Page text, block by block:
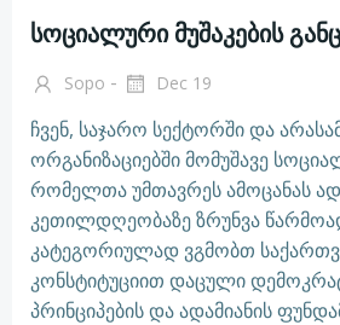
სოციალური მუშაკების
Sopo - Dec 19
ჩვენ, საჯარო სექტორში და
ორგანიზაციებში მომუშავე
რომელთა უმთავრეს ამოცანას
კეთილდღეობაზე ზრუნვა
კატეგორიულად ვგმობთ
კონსტიტუციით დაცული
პრინციპების და ადამიანის